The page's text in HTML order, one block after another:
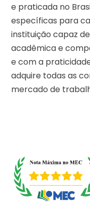
e praticada no
específicas para
instituição capaz
acadêmica e
e com a
adquire todas as
mercado de